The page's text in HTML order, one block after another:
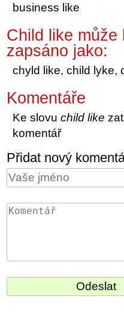
business like
Child like může
zapsáno jako:
chyld like, child lyke,
Komentáře
Ke slovuchild like
komentář
Přidat nový